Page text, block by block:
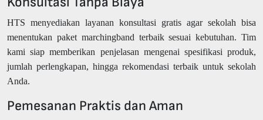
HTS menyediakan layanan konsultasi gratis agar sekolah bisa
menentukan paket marchingband terbaik sesuai kebutuhan. Tim
kami siap memberikan penjelasan mengenai spesifikasi produk,
jumlah perlengkapan, hingga rekomendasi terbaik untuk sekolah
Anda.
Pemesanan Praktis dan Aman